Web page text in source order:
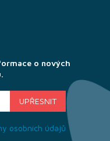
o nových
osobních údajů